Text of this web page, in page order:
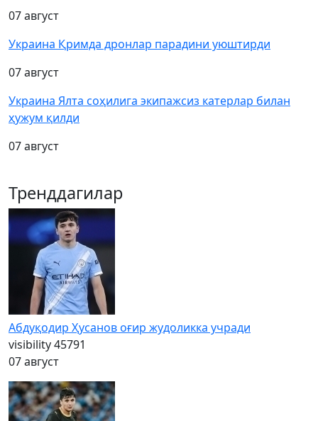
07 август
Украина Қримда дронлар парадини уюштирди
07 август
Украина Ялта соҳилига экипажсиз катерлар билан
ҳужум қилди
07 август
Тренддагилар
Абдуқодир Ҳусанов оғир жудоликка учради
visibility45791
07 август